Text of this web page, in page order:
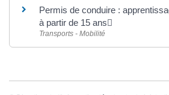
Permis de conduire :
à partir de 15 ans
Transports - Mobilité